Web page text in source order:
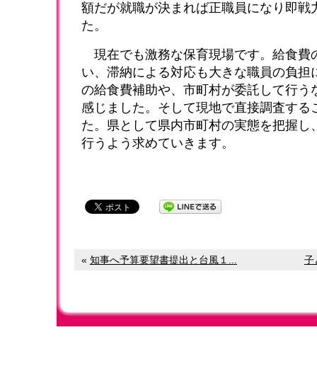
額だが就職が決まれば正職員になり即戦
た。
現在でも激務な保育現場です。給食費
い、滞納による対応も大きな職員の負担
の給食費補助や、市町村が委託して行う
感じました。そして現地で直接調査する
た。県として県内市町村の実態を把握し
行うよう求めていきます。
« 知事へ予算要望書提出と台風１... 子